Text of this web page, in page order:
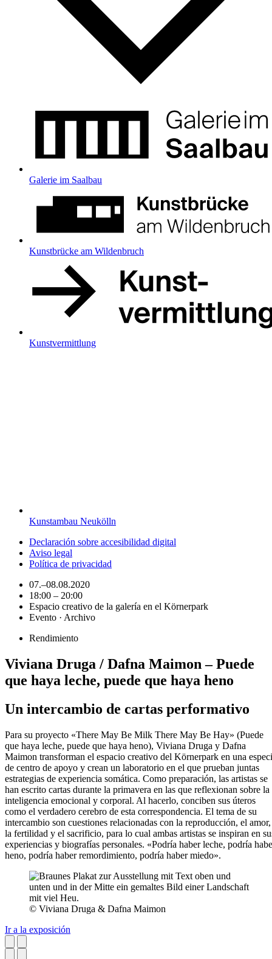
Galerie im Saalbau
Kunstbrücke am Wildenbruch
Kunstvermittlung
Kunstambau Neukölln
Declaración sobre accesibilidad digital
Aviso legal
Política de privacidad
07.–08.08.2020
18:00 – 20:00
Espacio creativo de la galería en el Körnerpark
Evento · Archivo
Rendimiento
Viviana Druga / Dafna Maimon – Puede
que haya leche, puede que haya heno
Un intercambio de cartas performativo
Para su proyecto «There May Be Milk There May Be Hay» (Puede
que haya leche, puede que haya heno), Viviana Druga y Dafna
Maimon transforman el espacio creativo del Körnerpark en una
de centro de apoyo y crean un laboratorio en el que prueban juntas
estrategias de experiencia somática. Como preparación, las artistas se
han escrito cartas durante la primavera en las que reflexionan sobre la
inteligencia emocional y corporal. Al hacerlo, conciben sus úteros
como el verdadero cerebro de esta correspondencia. El tema de su
intercambio son cuestiones relacionadas con la reproducción, el amor,
la fertilidad y el sacrificio, para lo cual ambas artistas se inspiran en
experiencias y biografías personales. «Podría haber leche, podría
heno, podría haber remordimiento, podría haber miedo».
© Viviana Druga & Dafna Maimon
Ir a la exposición